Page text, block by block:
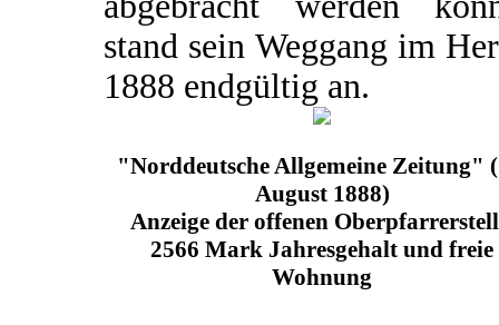
stand sein Weggang im
1888 endgültig an.
"Norddeutsche Allgemeine Zeitung"
August 1888)
Anzeige der offenen
2566 Mark Jahresgehalt und freie
Wohnung